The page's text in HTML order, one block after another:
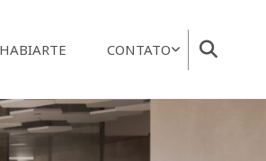
CONTATO